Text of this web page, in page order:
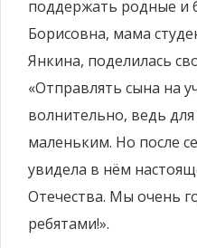
поддержать родные и
Борисовна, мама
Янкина, поделилась
«Отправлять сына на
волнительно, ведь
маленьким. Но после
увидела в нём
Отечества. Мы очень
ребятами!».